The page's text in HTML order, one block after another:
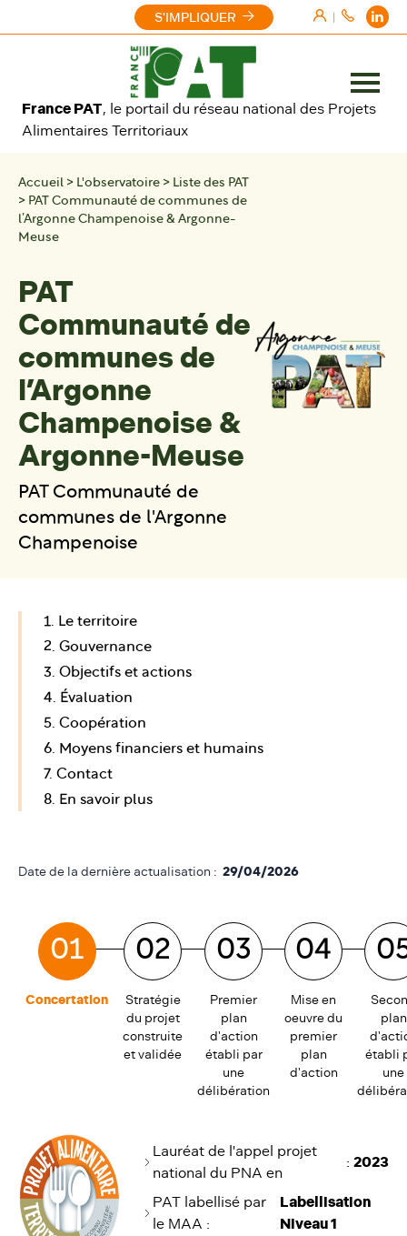
|
France PAT, le portail du réseau national des Projets
Alimentaires Territoriaux
S'IMPLIQUER
Ouvrir
le
Accueil > L'observatoire > Liste des PAT
> PAT Communauté de communes de
l’Argonne Champenoise & Argonne-
Meuse
PAT
Communauté de
communes de
l’Argonne
Champenoise &
Argonne-Meuse
PAT Communauté de
communes de l'Argonne
Champenoise
1. Le territoire
2. Gouvernance
3. Objectifs et actions
4. Évaluation
5. Coopération
6. Moyens financiers et humains
7. Contact
8. En savoir plus
Date de la dernière actualisation : 29/04/2026
01
Concertation
02
Stratégie
du projet
construite
et validée
03
Premier
plan
d'action
établi par
une
délibération
04
Mise en
oeuvre du
premier
plan
d'action
plan
établi
une
Lauréat de l'appel projet
national du PNA en
: 2023
PAT labellisé par
le MAA :
Labellisation
Niveau 1